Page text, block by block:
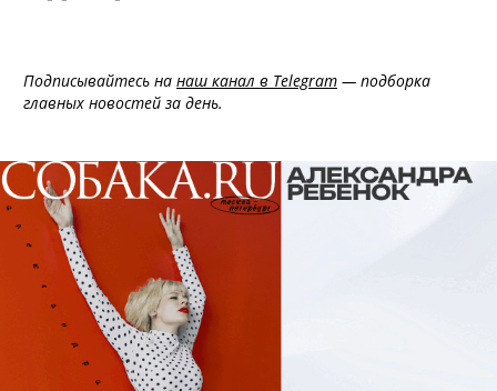
Подписывайтесь на наш канал в Telegram — подборка
главных новостей за день.